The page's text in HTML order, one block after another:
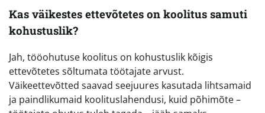
Kas väikestes ettevõtetes on koolitus samuti
kohustuslik?
Jah, tööohutuse koolitus on kohustuslik kõigis
ettevõtetes sõltumata töötajate arvust.
Väikeettevõtted saavad seejuures kasutada lihtsamaid
ja paindlikumaid koolituslahendusi, kuid põhimõte –